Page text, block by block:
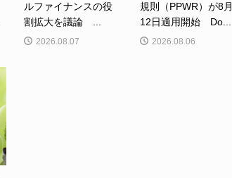
ルファイナンスの役
割拡大を議論 ...
2026.08.07
規則（PPWR）が8月
12日適用開始 Do...
2026.08.06